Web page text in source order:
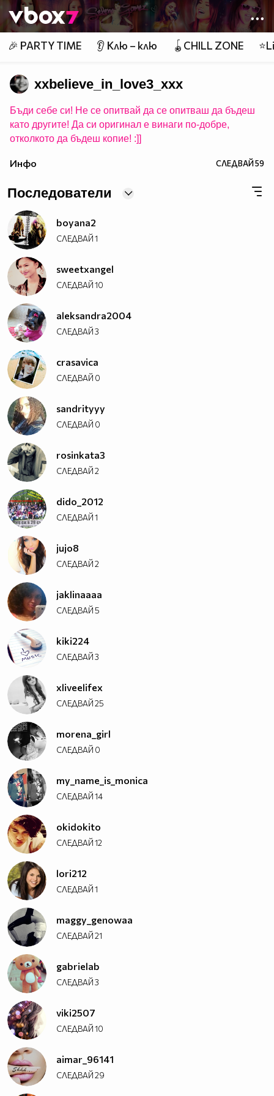
Member of
👾
🎉 PARTY TIME 👂 Клю – клю 🪀CHILL ZONE
xxbelieve_in_love3_xxx
Бъди себе си! Не се опитвай да се опитваш да бъдеш
като другите! Да си оригинал е винаги по-добре,
отколкото да бъдеш копие! :]]
Инфо СЛЕДВАЙ59
Последователи
boyana2
СЛЕДВАЙ1
sweetxangel
СЛЕДВАЙ10
aleksandra2004
СЛЕДВАЙ3
crasavica
СЛЕДВАЙ 0
sandrityyy
СЛЕДВАЙ 0
rosinkata3
СЛЕДВАЙ2
dido_2012
СЛЕДВАЙ1
jujo8
СЛЕДВАЙ2
jaklinaaaa
СЛЕДВАЙ5
kiki224
СЛЕДВАЙ3
xliveelifex
СЛЕДВАЙ25
morena_girl
СЛЕДВАЙ 0
my_name_is_monica
СЛЕДВАЙ14
okidokito
СЛЕДВАЙ12
lori212
СЛЕДВАЙ1
maggy_genowaa
СЛЕДВАЙ21
gabrielab
СЛЕДВАЙ3
viki2507
СЛЕДВАЙ10
aimar_96141
СЛЕДВАЙ29